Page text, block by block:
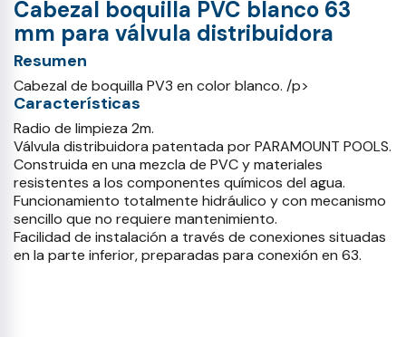
Cabezal boquilla PVC blanco 63
mm para válvula distribuidora
Resumen
Cabezal de boquilla PV3 en color blanco. /p>
Características
Radio de limpieza 2m.
Válvula distribuidora patentada por PARAMOUNT POOLS.
Construida en una mezcla de PVC y materiales
resistentes a los componentes químicos del agua.
Funcionamiento totalmente hidráulico y con mecanismo
sencillo que no requiere mantenimiento.
Facilidad de instalación a través de conexiones situadas
en la parte inferior, preparadas para conexión en 63.